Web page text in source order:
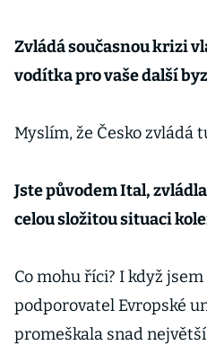
Zvládá současnou krizi
vodítka pro vaše další
Myslím, že Česko zvládá
Jste původem Ital,
celou složitou situaci
Co mohu říci? I když
podporovatel Evropské
promeškala snad